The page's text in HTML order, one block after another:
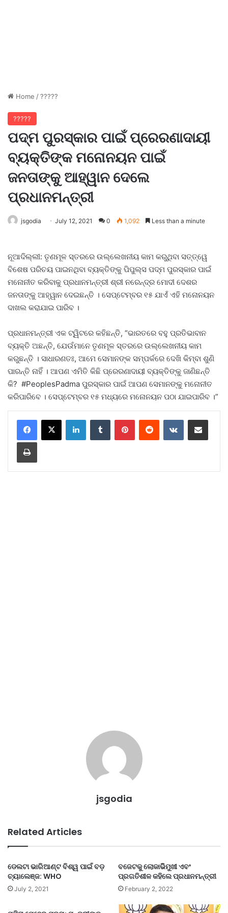
Home /?????
?????
ପଦ୍ମ ପୁରସ୍କାର ପାଇଁ ପ୍ରେରଣାଦାୟୀ
ବ୍ୟକ୍ତିଙ୍କ ମନୋନୟନ ପାଇଁ
ଜନତାଙ୍କୁ ଆହ୍ୱାନ ଦେଲେ
ପ୍ରଧାନମନ୍ତ୍ରୀ
jsgodia July 12, 2021 0 1,092 Less than a minute
ନୂଆଦିଲ୍ଲୀ: ତୃଣମୂଳ ସ୍ତରରେ ଉଲ୍ଲେଖନୀୟ କାମ କରୁଥିବା ସତ୍ତ୍ୱେ
ବିଶେଷ ପରିଚୟ ପାଇନଥିବା ବ୍ୟକ୍ତିଙ୍କୁ ପିପୁଲ୍ସ ପଦ୍ମ ପୁରସ୍କାର ପାଇଁ
ମନୋନୀତ କରିବାକୁ ପ୍ରଧାନମନ୍ତ୍ରୀ ଶ୍ରୀ ନରେନ୍ଦ୍ର ମୋଦୀ ଦେଶର
ଜନତାଙ୍କୁ ଆହ୍ୱାନ ଦେଇଛନ୍ତି । ସେପ୍ଟେମ୍ବର ୧୫ ଯାଏଁ ଏହି ମନୋନୟନ
ଦାଖଲ କରାଯାଇ ପାରିବ ।
ପ୍ରଧାନମନ୍ତ୍ରୀ ଏକ ଟ୍ୱିଟରେ କହିଛନ୍ତି, “ଭାରତରେ ବହୁ ପ୍ରତିଭାବାନ
ବ୍ୟକ୍ତି ଅଛନ୍ତି, ଯେଉଁମାନେ ତୃଣମୂଳ ସ୍ତରରେ ଉଲ୍ଲେଖନୀୟ କାମ
କରୁଛନ୍ତି । ସାଧାରଣତଃ, ଆମେ ସେମାନଙ୍କ ସମ୍ପର୍କରେ ଦେଖି କିମ୍ବା ଶୁଣି
ପାରନ୍ତି ନାହିଁ । ଆପଣ ଏମିତି କିଛି ପ୍ରେରଣାଦାୟୀ ବ୍ୟକ୍ତିଙ୍କୁ ଜାଣିଛନ୍ତି
କି? #PeoplesPadma ପୁରସ୍କାର ପାଇଁ ଆପଣ ସେମାନଙ୍କୁ ମନୋନୀତ
କରିପାରିବେ । ସେପ୍ଟେମ୍ବର ୧୫ ମଧ୍ୟରେ ମନୋନୟନ ପଠା ଯାଇପାରିବ ।”
LinkedInTumblr PinterestReddit VKontakteShare via Email
Print
jsgodia
Related Articles
ଡେଲଟା ଭାରିଆଣ୍ଟ ବିଶ୍ୱ ପାଇଁ ବଡ଼
ଚ୍ୟାଲେଞ୍ଜ: WHO
July 2, 2021
ବଜେଟକୁ ଲୋକାଭିିମୁଖୀ ଏବଂ
ପ୍ରଗତିଶୀଳ କହିଲେ ପ୍ରଧାନମନ୍ତ୍ରୀ
February 2, 2022